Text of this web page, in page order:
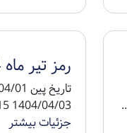
رمز تیر ماه 1404
1404/04/03 0115 1404/04/04 0108 1404/04/05 ...
جزئیات بیشتر